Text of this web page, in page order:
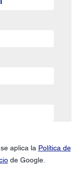
aplica la Política de
de Google.